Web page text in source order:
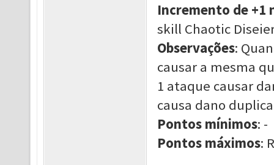
Incremento de +1
skill Chaotic
Observações:
causar a mesma
1 ataque causar
causa dano
Pontos mínimos: -
Pontos máximos: